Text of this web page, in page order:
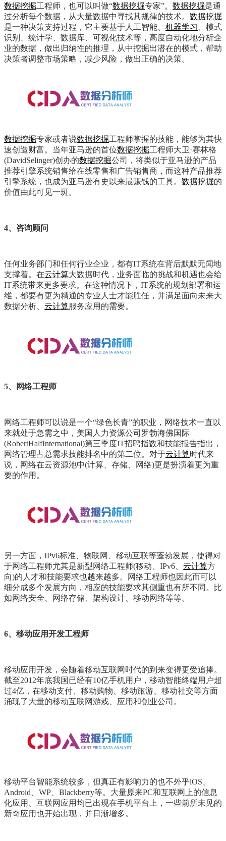
数据挖掘工程师，也可以叫做“数据挖掘专家”。 数据挖掘是通
过分析每个数据，从大量数据中寻找其规律的技术。 数据挖掘
是一种决策支持过程，它主要基于人工智能、 机器学习
、模式
识别、统计学、数据库、可视化技术等，高度自动化地分析企
业的数据，做出归纳性的推理，从中挖掘出潜在的模式，帮助
决策者调整市场策略，减少风险，做出正确的决策。
数据挖掘专家或者说数据挖掘工程师掌握的技能，能够为其快
速创造财富。当年亚马逊的首位数据挖掘工程师大卫·赛林格
(DavidSelinger)创办的数据挖掘公司，将类似于亚马逊的产品
推荐引擎系统销售给在线零售和广告销售商，而这种产品推荐
引擎系统，也成为亚马逊有史以来最赚钱的工具。 数据挖掘的
价值由此可见一斑。
4、咨询顾问
任何业务部门和任何行业企业，都有IT系统在背后默默无闻地
支撑着。在云计算大数据时代，业务面临的挑战和机遇也会给
IT系统带来更多要求。在这种情况下，IT系统的规划部署和运
维，都要有更为精通的专业人士才能胜任，并满足面向未来大
数据分析、 云计算服务应用的需要。
5、网络工程师
网络工程师可以说是一个“绿色长青”的职业，网络技术一直以
来就处于急需之中，美国人力资源公司罗勃海佛国际
(RobertHalfInternational)第三季度IT招聘指数和技能报告指出，
网络管理占总需求技能排名中的第二位。对于云计算时代来
说，网络在云资源池中(计算、存储、网络)更是扮演着更为重
要的作用。
另一方面，IPv6标准、物联网、移动互联等蓬勃发展，使得对
于网络工程师尤其是新型网络工程师(移动、IPv6、 云计算方
向)的人才和技能要求也越来越多。网络工程师也因此而可以
细分成多个发展方向，相应的技能要求其侧重也有所不同。比
如网络安全、网络存储、架构设计、移动网络等等。
6、移动应用开发工程师
移动应用开发，会随着移动互联网时代的到来变得更受追捧。
截至2012年底我国已经有10亿手机用户，移动智能终端用户超
过4亿，在移动支付、移动购物、移动旅游、移动社交等方面
涌现了大量的移动互联网游戏、应用和创业公司。
移动平台智能系统较多，但真正有影响力的也不外乎iOS、
Android、WP、Blackberry等。大量原来PC和互联网上的信息
化应用、互联网应用均已出现在手机平台上，一些前所未见的
新奇应用也开始出现，并日渐增多。